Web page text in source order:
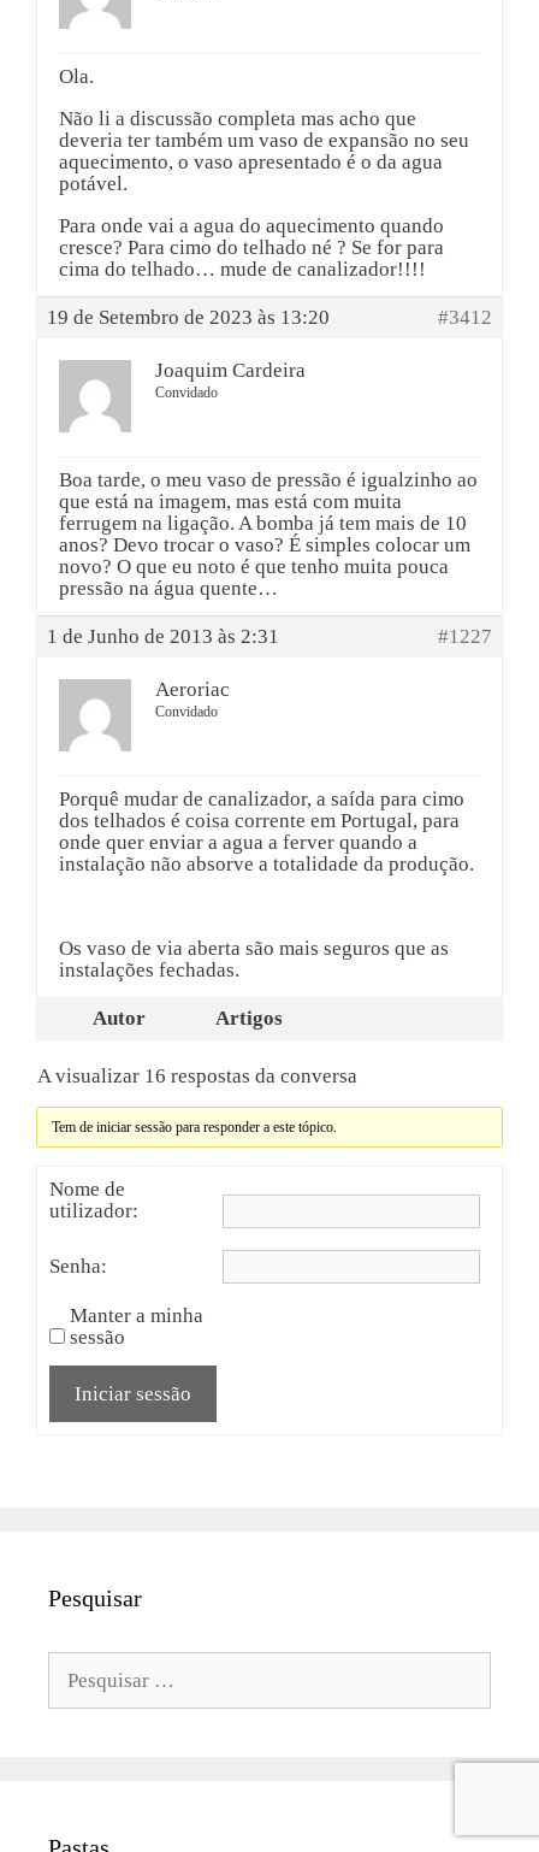
Ola.
Não li a discussão completa mas acho que
deveria ter também um vaso de expansão no seu
aquecimento, o vaso apresentado é o da agua
potável.
Para onde vai a agua do aquecimento quando
cresce? Para cimo do telhado né ? Se for para
cima do telhado… mude de canalizador!!!!
19 de Setembro de 2023 às 13:20 #3412
Joaquim Cardeira
Convidado
Boa tarde, o meu vaso de pressão é igualzinho ao
que está na imagem, mas está com muita
ferrugem na ligação. A bomba já tem mais de 10
anos? Devo trocar o vaso? É simples colocar um
novo? O que eu noto é que tenho muita pouca
pressão na água quente…
1 de Junho de 2013 às 2:31 #1227
Aeroriac
Convidado
Porquê mudar de canalizador, a saída para cimo
dos telhados é coisa corrente em Portugal, para
onde quer enviar a agua a ferver quando a
instalação não absorve a totalidade da produção.
Os vaso de via aberta são mais seguros que as
instalações fechadas.
Autor Artigos
A visualizar 16 respostas da conversa
Tem de iniciar sessão para responder a este tópico.
Nome de
utilizador:
Senha:
Manter a minha
sessão
Iniciar sessão
Pesquisar